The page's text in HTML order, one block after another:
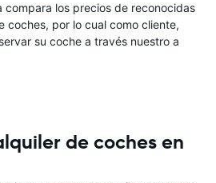
compara los precios de reconocidas
coches, por lo cual como cliente,
su coche a través nuestro a
de coches en